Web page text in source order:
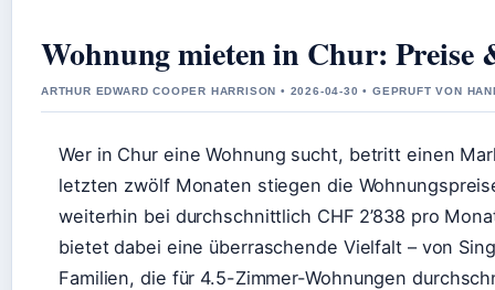
Wohnung mieten in Chur: Preise
ARTHUR EDWARD COOPER HARRISON • 2026-04-30 • GEPRUFT VON
Wer in Chur eine Wohnung sucht, betritt einen
letzten zwölf Monaten stiegen die
weiterhin bei durchschnittlich CHF 2’838 pro
bietet dabei eine überraschende Vielfalt – von
Familien, die für 4.5-Zimmer-Wohnungen